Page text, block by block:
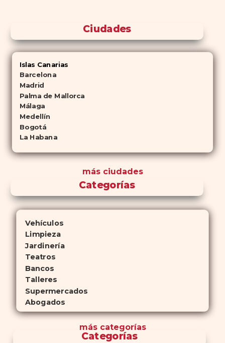
Ciudades
Islas Canarias
Barcelona
Madrid
Palma de Mallorca
Málaga
Medellín
Bogotá
La Habana
más ciudades
Categorías
Vehículos
Limpieza
Jardinería
Teatros
Bancos
Talleres
Supermercados
Abogados
máscategorías
Categorías